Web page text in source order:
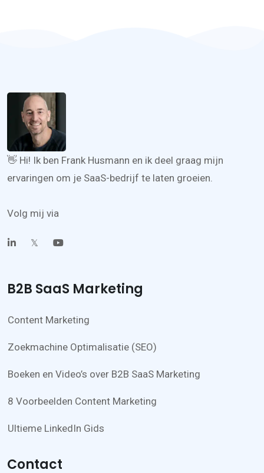
👋 Hi! Ik ben Frank Husmann en ik deel graag mijn
ervaringen om je SaaS-bedrijf te laten groeien.
Volg mij via
𝕏
B2B SaaS Marketing
Content Marketing
Zoekmachine Optimalisatie (SEO)
Boeken en Video’s over B2B SaaS Marketing
8 Voorbeelden Content Marketing
Ultieme LinkedIn Gids
Contact